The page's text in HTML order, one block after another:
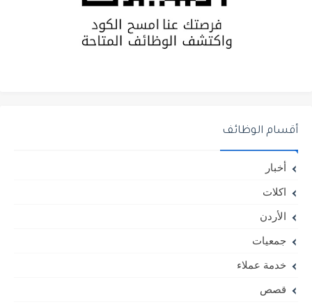
أقسام الوظائف
أخبار
اكلات
الأردن
جمعيات
خدمة عملاء
قصص